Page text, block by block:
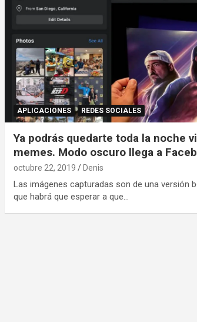
APLICACIONES REDES SOCIALES
Ya podrás quedarte toda la noche
memes. Modo oscuro llega a
octubre 22, 2019 Denis
Las imágenes capturadas son de una versión
que habrá que esperar a que…